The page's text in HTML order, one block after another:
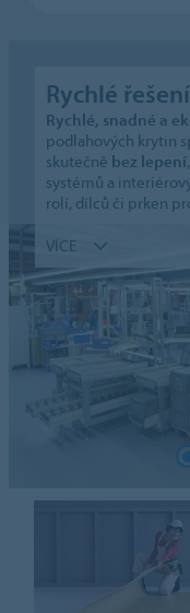
Rychlé
Rychlé, snadné a
podlahových krytin
skutečně bez lepení
systémů a
rolí, dílců či prken
VÍCE